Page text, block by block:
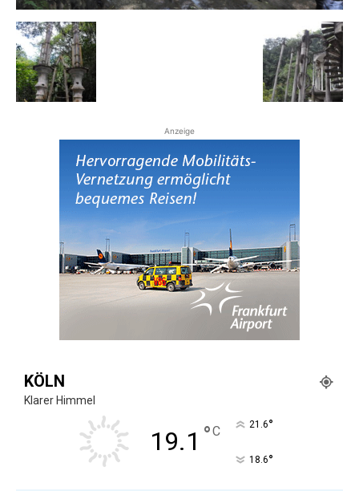
Anzeige
KÖLN
Klarer Himmel
19.1 °C 21.6°
18.6°